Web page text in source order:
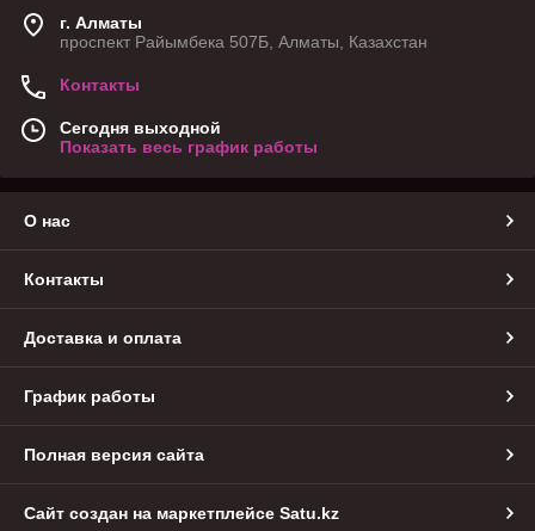
г. Алматы
проспект Райымбека 507Б, Алматы, Казахстан
Контакты
Сегодня выходной
Показать весь график работы
О нас
Контакты
Доставка и оплата
График работы
Полная версия сайта
Сайт создан на маркетплейсе Satu.kz